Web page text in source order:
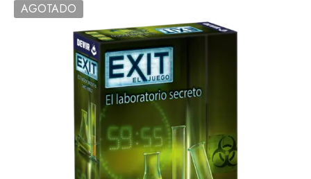
AGOTADO